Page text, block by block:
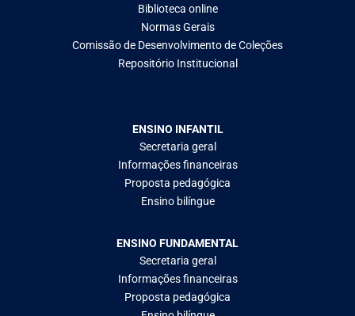
Biblioteca online
Normas Gerais
Comissão de Desenvolvimento de Coleções
Repositório Institucional
ENSINO INFANTIL
Secretaria geral
Informações financeiras
Proposta pedagógica
Ensino bilíngue
ENSINO FUNDAMENTAL
Secretaria geral
Informações financeiras
Proposta pedagógica